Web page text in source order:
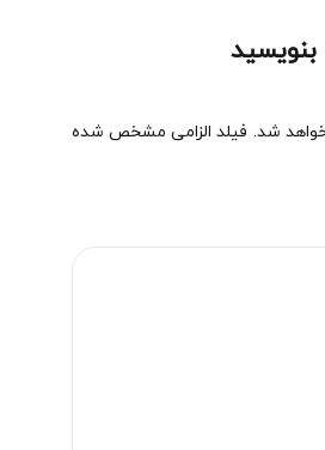
بنویسید
شد. فیلد الزامی مشخص شده